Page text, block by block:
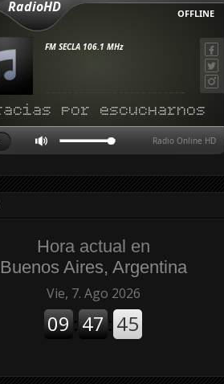
Hora actual en
Buenos Aires, Argentina